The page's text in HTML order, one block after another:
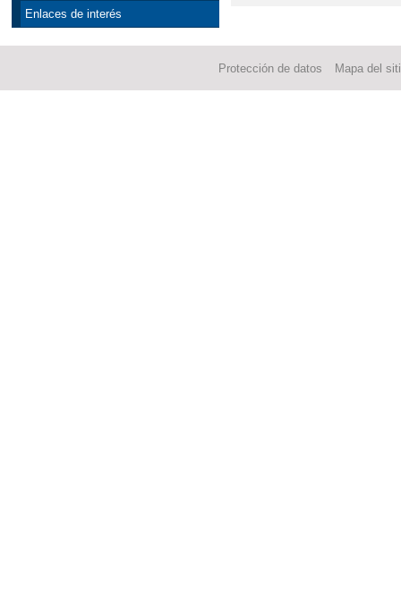
UNA REALIDAD
Enlaces de interés
Protección de datos Mapa del